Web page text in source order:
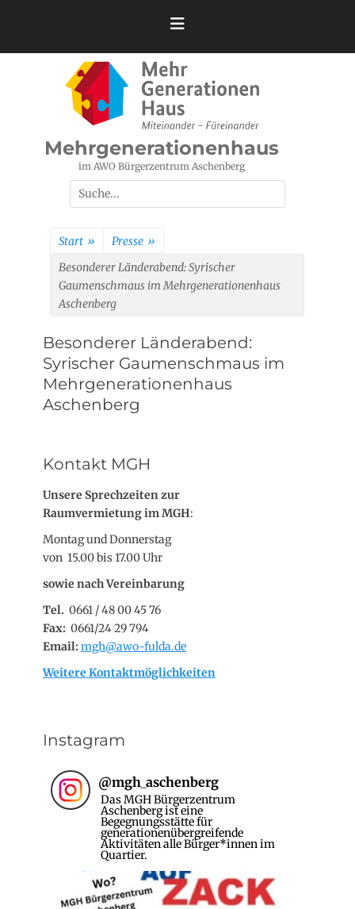
Mehrgenerationenhaus
im AWO Bürgerzentrum Aschenberg
Suchen
nach:
Start » Presse »
Besonderer Länderabend: Syrischer
Gaumenschmaus im Mehrgenerationenhaus
Aschenberg
Besonderer Länderabend:
Syrischer Gaumenschmaus im
Mehrgenerationenhaus
Aschenberg
Kontakt MGH
Unsere Sprechzeiten zur
Raumvermietung im MGH:
Montag und Donnerstag
von 15.00 bis 17.00 Uhr
sowie nach Vereinbarung
Tel. 0661 / 48 00 45 76
Fax: 0661/24 29 794
Email: mgh@awo-fulda.de
Weitere Kontaktmöglichkeiten
Instagram
@mgh_aschenberg
Das MGH Bürgerzentrum
Aschenberg ist eine
Begegnungsstätte für
generationenübergreifende
Aktivitäten alle Bürger*innen im
Quartier.